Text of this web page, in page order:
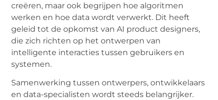
creëren, maar ook begrijpen hoe algoritmen
werken en hoe data wordt verwerkt. Dit heeft
geleid tot de opkomst van AI product designers,
die zich richten op het ontwerpen van
intelligente interacties tussen gebruikers en
systemen.
Samenwerking tussen ontwerpers, ontwikkelaars
en data-specialisten wordt steeds belangrijker.